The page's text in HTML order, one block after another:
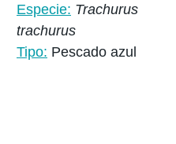
Especie: Trachurus
trachurus
Tipo: Pescado azul